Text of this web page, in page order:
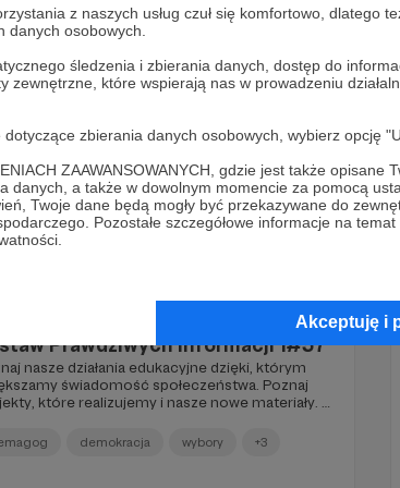
z naszych usług czuł się komfortowo, dlatego
danych osobowych.
śledzenia i zbierania danych, dostęp do
które wspierają nas w prowadzeniu
zbierania danych osobowych, wybierz opcję
ZAAWANSOWANYCH, gdzie jest także opisane
danych, a także w dowolnym momencie za pomocą
Twoje dane będą mogły być przekazywane do
Pozostałe szczegółowe informacje na
Akceptuję i
i ocieplenie klimatu. Zobacz nietypowe
w sieci, uważaj na hazard w aplikacji i kilka
dla Was od naszego zespołu.
Prawdziwych Informacji 1#57
nasze działania edukacyjne dzięki, którym
świadomość społeczeństwa. Poznaj
które realizujemy i nasze nowe materiały. W
się bliżej teoriom spiskowym i fake
które towarzyszyły tym wydarzeniom z
demokracja wybory +3